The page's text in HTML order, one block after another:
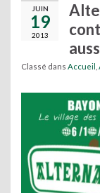
JUIN
19
2013
Classé dans Accueil